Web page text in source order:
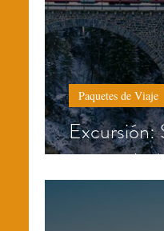
Excursión:
viaje
Paquetes de Viaje